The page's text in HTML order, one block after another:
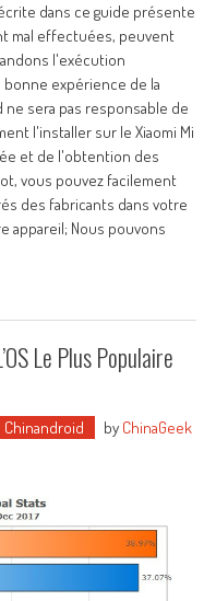
dans ce guide présente
mal effectuées, peuvent
l'exécution
expérience de la
sera pas responsable de
l'installer sur le Xiaomi Mi
et de l'obtention des
vous pouvez facilement
des fabricants dans votre
appareil; Nous pouvons
Le Plus Populaire
Chinandroid by ChinaGeek